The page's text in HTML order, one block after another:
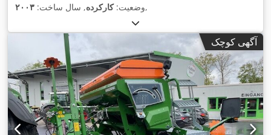
وضعیت:کارکرده, سال ساخت: ۲۰۰۳ ,
آگهی کوچک